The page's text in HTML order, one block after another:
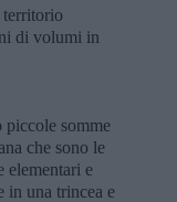
di volumi in
piccole somme
che sono le
elementari e
in una trincea e